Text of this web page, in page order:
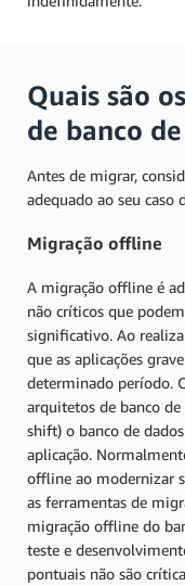
Quais são
de banco
Antes de migrar,
adequado ao seu caso
Migração offline
A migração offline é
não críticos que
significativo. Ao
que as aplicações
determinado período.
arquitetos de banco
shift) o banco de
aplicação.
offline ao modernizar
as ferramentas de
migração offline do
teste e
pontuais não são